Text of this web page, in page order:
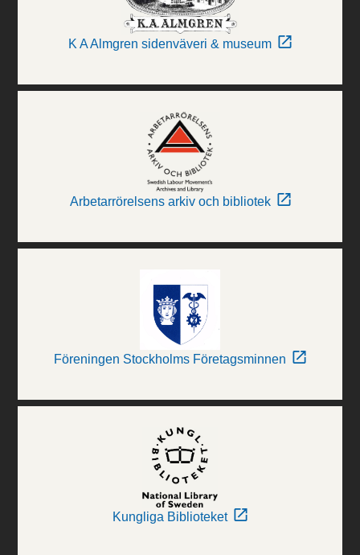
K A Almgren sidenväveri & museum
Arbetarrörelsens arkiv och bibliotek
Föreningen Stockholms Företagsminnen
Kungliga Biblioteket